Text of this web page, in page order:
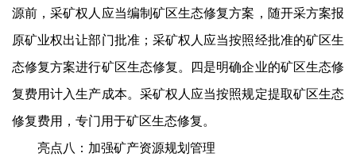
源前，采矿权人应当编制矿区生态修复方案，随开采方案报
原矿业权出让部门批准；采矿权人应当按照经批准的矿区生
态修复方案进行矿区生态修复。四是明确企业的矿区生态修
复费用计入生产成本。采矿权人应当按照规定提取矿区生态
修复费用，专门用于矿区生态修复。
亮点八：加强矿产资源规划管理